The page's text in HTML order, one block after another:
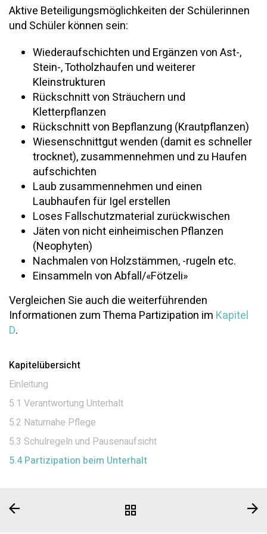
Aktive Beteiligungsmöglichkeiten der Schülerinnen
und Schüler können sein:
Wiederaufschichten und Ergänzen von Ast-,
Stein-, Totholzhaufen und weiterer
Kleinstrukturen
Rückschnitt von Sträuchern und
Kletterpflanzen
Rückschnitt von Bepflanzung (Krautpflanzen)
Wiesenschnittgut wenden (damit es schneller
trocknet), zusammennehmen und zu Haufen
aufschichten
Laub zusammennehmen und einen
Laubhaufen für Igel erstellen
Loses Fallschutzmaterial zurückwischen
Jäten von nicht einheimischen Pflanzen
(Neophyten)
Nachmalen von Holzstämmen, -rugeln etc.
Einsammeln von Abfall/«Fötzeli»
Vergleichen Sie auch die weiterführenden
Informationen zum Thema Partizipation im Kapitel
D.
Kapitelübersicht
Einleitung
5.1 Verantwortung Unterhalt
5.2 Naturnahe Pflege
5.3 Schulregeln und Pausenaufsicht
5.4 Partizipation beim Unterhalt